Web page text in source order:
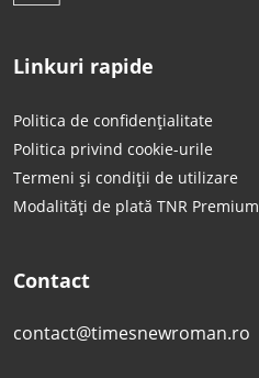
Linkuri rapide
Politica de confidențialitate
Politica privind cookie-urile
Termeni și condiții de utilizare
Modalități de plată TNR Premium
Contact
contact@timesnewroman.ro